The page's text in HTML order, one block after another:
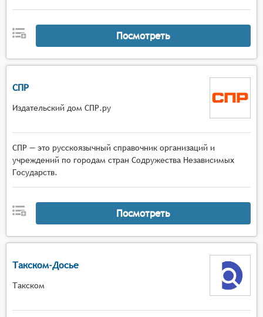
Посмотреть
СПР
Издательский дом СПР.ру
СПР — это русскоязычный справочник организаций и
учреждений по городам стран Содружества Независимых
Государств.
Посмотреть
Такском-Досье
Такском